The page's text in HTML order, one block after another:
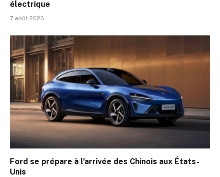
électrique
7 août 2026
Ford se prépare à l’arrivée des Chinois aux États-
Unis